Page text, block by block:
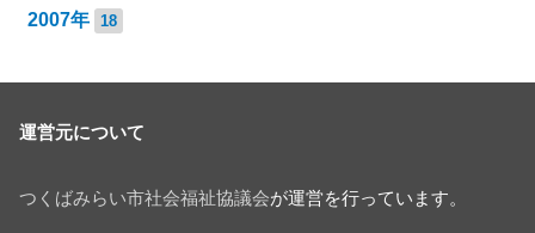
2007年 18
運営元について
つくばみらい市社会福祉協議会が運営を行っています。